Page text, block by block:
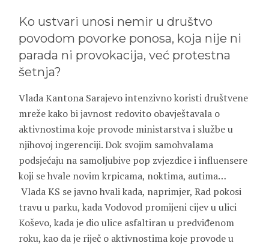
Ko ustvari unosi nemir u društvo
povodom povorke ponosa, koja nije ni
parada ni provokacija, već protestna
šetnja?
Vlada Kantona Sarajevo intenzivno koristi društvene
mreže kako bi javnost redovito obavještavala o
aktivnostima koje provode ministarstva i službe u
njihovoj ingerenciji. Dok svojim samohvalama
podsjećaju na samoljubive pop zvjezdice i influensere
koji se hvale novim krpicama, noktima, autima…
Vlada KS se javno hvali kada, naprimjer, Rad pokosi
travu u parku, kada Vodovod promijeni cijev u ulici
Koševo, kada je dio ulice asfaltiran u predviđenom
roku, kao da je riječ o aktivnostima koje provode u